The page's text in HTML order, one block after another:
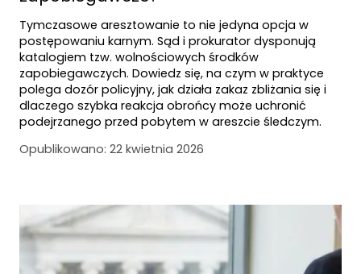
Tymczasowe aresztowanie to nie jedyna opcja w
postępowaniu karnym. Sąd i prokurator dysponują
katalogiem tzw. wolnościowych środków
zapobiegawczych. Dowiedz się, na czym w praktyce
polega dozór policyjny, jak działa zakaz zbliżania się i
dlaczego szybka reakcja obrońcy może uchronić
podejrzanego przed pobytem w areszcie śledczym.
Opublikowano: 22 kwietnia 2026